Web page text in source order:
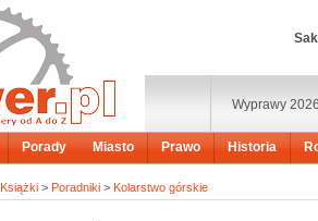
Wyprawy
Porady Miasto Prawo Historia
Książki > Poradniki > Kolarstwo górskie